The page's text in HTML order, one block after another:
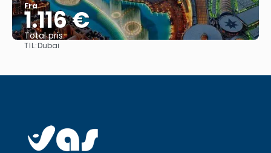
Fra
1.116 €
Total pris
TIL:Dubai